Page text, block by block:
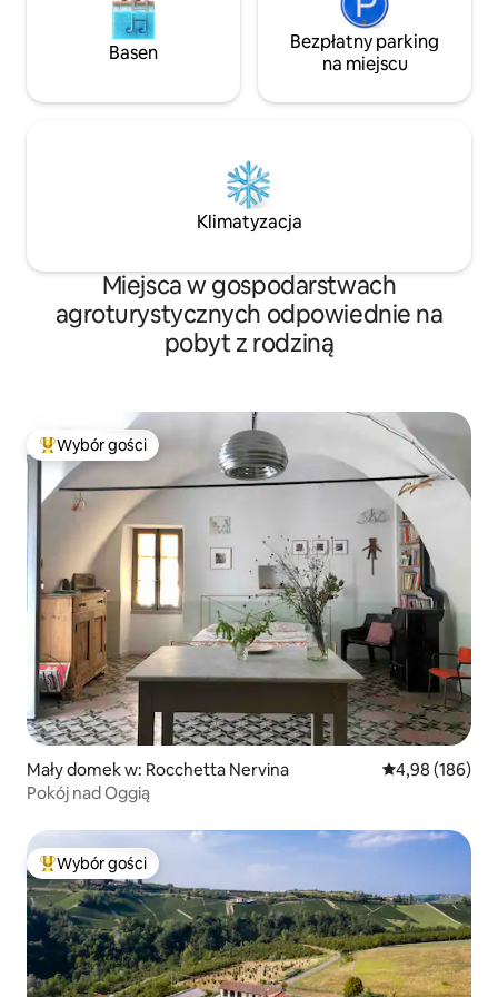
Basen
Bezpłatny parking
na miejscu
Klimatyzacja
Miejsca w gospodarstwach
agroturystycznych odpowiednie na
pobyt z rodziną
Najpopularniejsze z kategorii Wybór gości
Wybór gości
Mały domek w: Rocchetta Nervina Średnia
4,98 (186)
Pokój nad Oggią
Najpopularniejsze z kategorii Wybór gości
Wybór gości